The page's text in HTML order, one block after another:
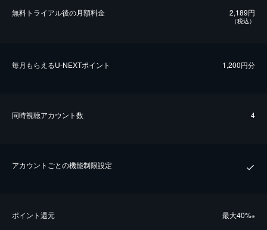
無料トライアル後の⽉額料金 2,189円
（税込）
毎⽉もらえるU-NEXTポイント 1,200円分
同時視聴アカウント数 4
アカウントごとの機能制限設定
ポイント還元 最⼤40%※